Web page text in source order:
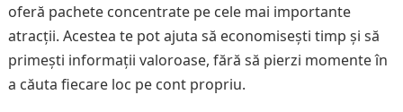
oferă pachete concentrate pe cele mai importante
atracții. Acestea te pot ajuta să economisești timp și să
primești informații valoroase, fără să pierzi momente în
a căuta fiecare loc pe cont propriu.